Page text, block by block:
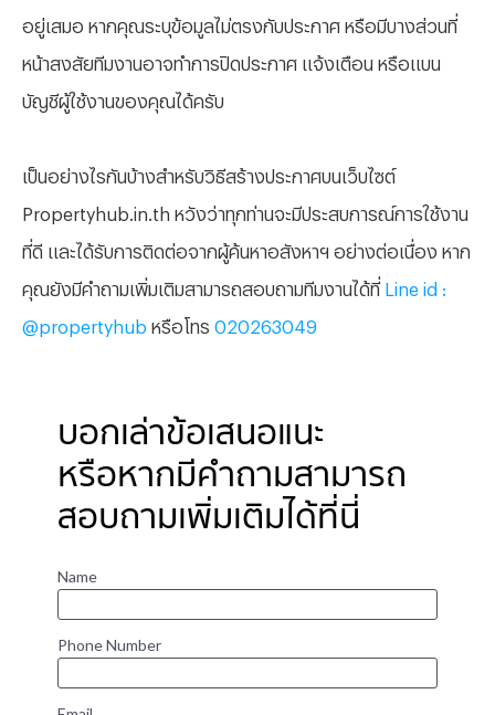
อยู่เสมอ หากคุณระบุข้อมูลไม่ตรงกับประกาศ หรือมีบางส่วนที่
หน้าสงสัยทีมงานอาจทำการปิดประกาศ แจ้งเตือน หรือแบน
บัญชีผู้ใช้งานของคุณได้ครับ
เป็นอย่างไรกันบ้างสำหรับวิธีสร้างประกาศบนเว็บไซต์
Propertyhub.in.th หวังว่าทุกท่านจะมีประสบการณ์การใช้งาน
ที่ดี และได้รับการติดต่อจากผู้ค้นหาอสังหาฯ อย่างต่อเนื่อง หาก
คุณยังมีคำถามเพิ่มเติมสามารถสอบถามทีมงานได้ที่ Line id :
@propertyhub หรือโทร 020263049